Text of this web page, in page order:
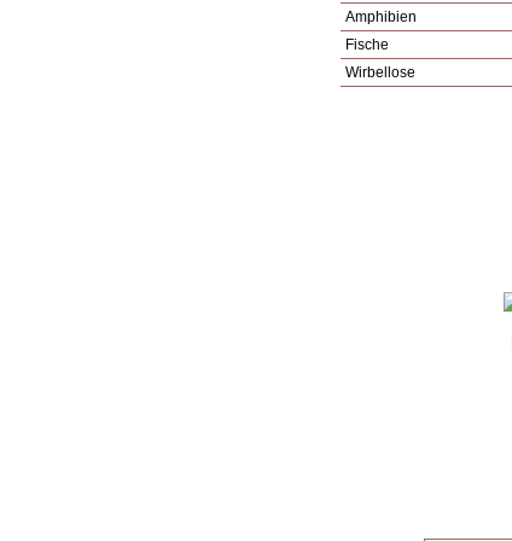
Amphibien
Fische
Wirbellose